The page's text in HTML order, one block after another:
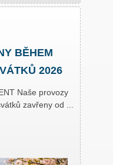
BĚHEM
2026
Naše provozy
zavřeny od ...